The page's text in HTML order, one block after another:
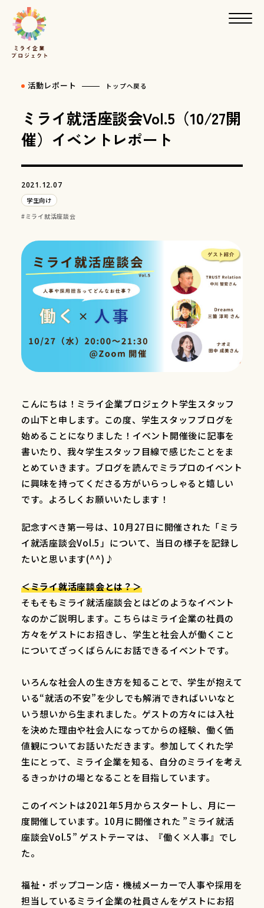
活動レポート トップへ戻る
ミライ就活座談会Vol.5（10/27開
催）イベントレポート
2021.12.07
学生向け
ミライ就活座談会
こんにちは！ミライ企業プロジェクト学生スタッフ
の山下と申します。この度、学生スタッフブログを
始めることになりました！イベント開催後に記事を
書いたり、我々学生スタッフ目線で感じたことをま
とめていきます。ブログを読んでミラプロのイベント
に興味を持ってくださる方がいらっしゃると嬉しい
です。よろしくお願いいたします！
記念すべき第一号は、10月27日に開催された「ミラ
イ就活座談会Vol.5」について、当日の様子を記録し
たいと思います(^^)♪
＜ミライ就活座談会とは？＞
そもそもミライ就活座談会とはどのようなイベント
なのかご説明します。こちらはミライ企業の社員の
方々をゲストにお招きし、学生と社会人が働くこと
についてざっくばらんにお話できるイベントです。
いろんな社会人の生き方を知ることで、学生が抱えて
いる“就活の不安”を少しでも解消できればいいなと
いう想いから生まれました。ゲストの方々には入社
を決めた理由や社会人になってからの経験、働く価
値観についてお話いただきます。参加してくれた学
生にとって、ミライ企業を知る、自分のミライを考え
るきっかけの場となることを目指しています。
このイベントは2021年5月からスタートし、月に一
度開催しています。10月に開催された ”ミライ就活
座談会Vol.5” ゲストテーマは、『働く×人事』でし
た。
福祉・ポップコーン店・機械メーカーで人事や採用を
担当しているミライ企業の社員さんをゲストにお招